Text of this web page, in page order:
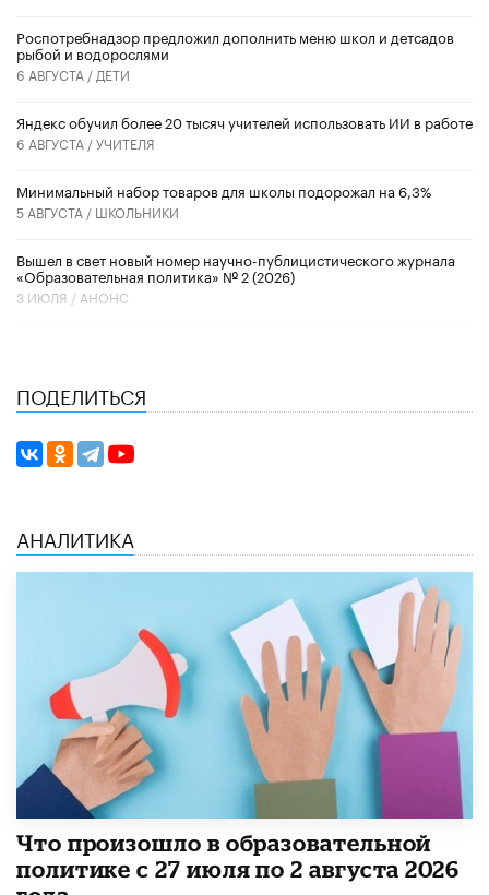
Роспотребнадзор предложил дополнить меню школ и детсадов
рыбой и водорослями
6 АВГУСТА / ДЕТИ
​Яндекс обучил более 20 тысяч учителей использовать ИИ в работе
6 АВГУСТА /УЧИТЕЛЯ
Минимальный набор товаров для школы подорожал на 6,3%
5 АВГУСТА / ШКОЛЬНИКИ
Вышел в свет новый номер научно-публицистического журнала
«Образовательная политика» № 2 (2026)
3 ИЮЛЯ / АНОНС
ПОДЕЛИТЬСЯ
АНАЛИТИКА
​Что произошло в образовательной
политике с 27 июля по 2 августа 2026